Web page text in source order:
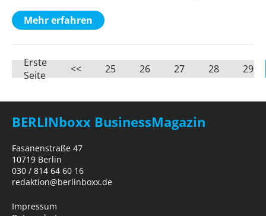
Mehr erfahren
Erste
Seite
<< 25 26 27 28 29
BERLINboxx BusinessMagazin
Fasanenstraße 47
10719 Berlin
030 / 814 64 60 16
redaktion@berlinboxx.de
Impressum